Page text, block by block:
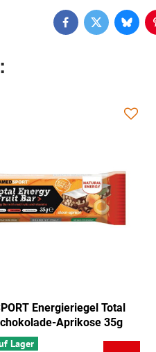
FacebookTwitter
Energieriegel
Mix Karibik 35g
6 Stück auf Lager